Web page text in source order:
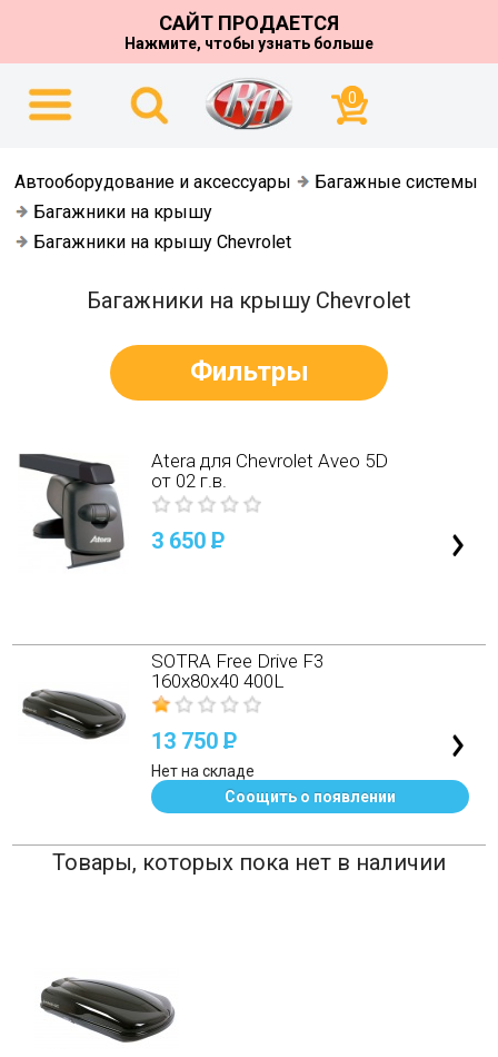
САЙТ ПРОДАЕТСЯ
Нажмите, чтобы узнать больше
0
Автооборудование и аксессуары
Багажные системы
Багажники на крышу
Багажники на крышу Chevrolet
Багажники на крышу Chevrolet
Фильтры
Atera для Chevrolet Aveo 5D
от 02 г.в.
3 650P
SOTRA Free Drive F3
160x80x40 400L
13 750P
Нет на складе
Соощить о появлении
Товары, которых пока нет в наличии